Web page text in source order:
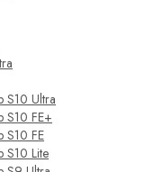
S10 Ultra
S10 FE+
S10 FE
S10 Lite